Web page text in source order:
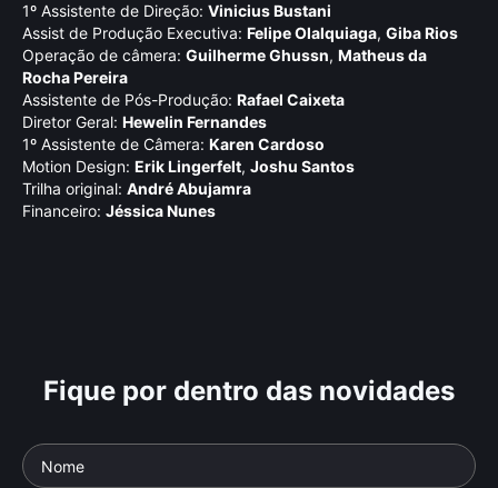
1º Assistente de Direção: Vinicius Bustani
Assist de Produção Executiva: Felipe Olalquiaga, Giba Rios
Operação de câmera: Guilherme Ghussn, Matheus da
Rocha Pereira
Assistente de Pós-Produção: Rafael Caixeta
Diretor Geral: Hewelin Fernandes
1º Assistente de Câmera: Karen Cardoso
Motion Design: Erik Lingerfelt, Joshu Santos
Trilha original: André Abujamra
Financeiro: Jéssica Nunes
Fique por dentro das novidades